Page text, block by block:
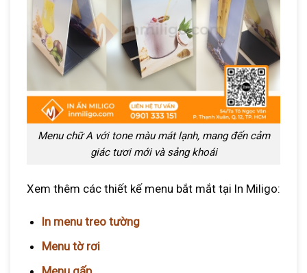
Menu chữ A với tone màu mát lạnh, mang đến cảm
giác tươi mới và sảng khoái
Xem thêm các thiết kế menu bắt mắt tại In Miligo:
In menu treo tường
Menu tờ rơi